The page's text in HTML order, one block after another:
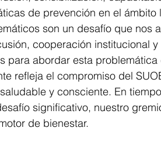
de prevención en el
son un desafío que nos
cooperación institucional
para abordar esta
refleja el compromiso del
y consciente. En
significativo, nuestro
de bienestar.